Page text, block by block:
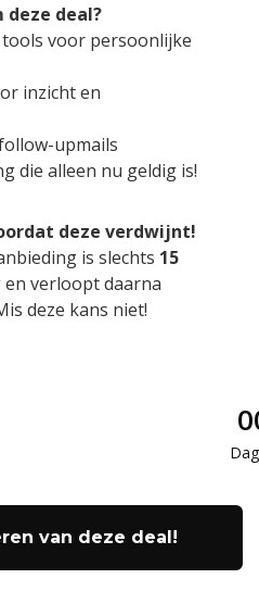
deze deal?
voor persoonlijke
inzicht en
upmails
die alleen nu geldig is!
deze verdwijnt!
is slechts 15
en verloopt daarna
deze kans niet!
van deze deal!